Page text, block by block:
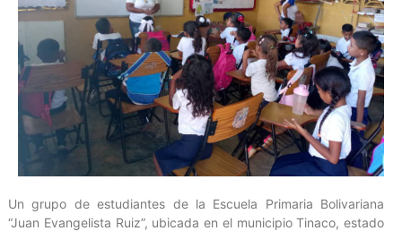
Un grupo de estudiantes de la Escuela Primaria Bolivariana
“Juan Evangelista Ruiz”, ubicada en el municipio Tinaco, estado